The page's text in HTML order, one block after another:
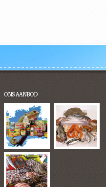
ONS AANBOD